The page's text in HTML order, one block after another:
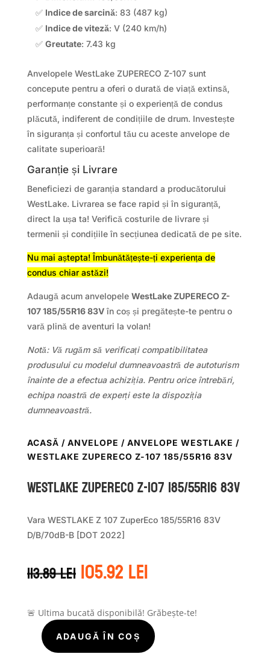
✅ Indice de sarcină: 83 (487 kg)
✅ Indice de viteză: V (240 km/h)
✅ Greutate: 7.43 kg
Anvelopele WestLake ZUPERECO Z-107 sunt
concepute pentru a oferi o durată de viață extinsă,
performanțe constante și o experiență de condus
plăcută, indiferent de condițiile de drum. Investește
în siguranța și confortul tău cu aceste anvelope de
calitate superioară!
Garanție și Livrare
Beneficiezi de garanția standard a producătorului
WestLake. Livrarea se face rapid și în siguranță,
direct la ușa ta! Verifică costurile de livrare și
termenii și condițiile în secțiunea dedicată de pe site.
Nu mai aștepta! Îmbunătățește-ți experiența de
condus chiar astăzi!
Adaugă acum anvelopele WestLake ZUPERECO Z-
107 185/55R16 83Vîn coș și pregătește-te pentru o
vară plină de aventuri la volan!
Notă: Vă rugăm să verificați compatibilitatea
produsului cu modelul dumneavoastră de autoturism
înainte de a efectua achiziția. Pentru orice întrebări,
echipa noastră de experți este la dispoziția
dumneavoastră.
ACASĂ / ANVELOPE / ANVELOPE WESTLAKE /
WESTLAKE ZUPERECO Z-107 185/55R16 83V
WestLake ZUPERECO Z-107 185/55R16 83V
Vara WESTLAKE Z 107 ZuperEco 185/55R16 83V
D/B/70dB-B [DOT 2022]
113.89lei Prețul
inițial
fost:
113.89 lei.
105.92leiPrețul
curent
105.92 lei.
🚨 Ultima bucată disponibilă! Grăbește-te!
CantitateADAUGĂ ÎN COȘ